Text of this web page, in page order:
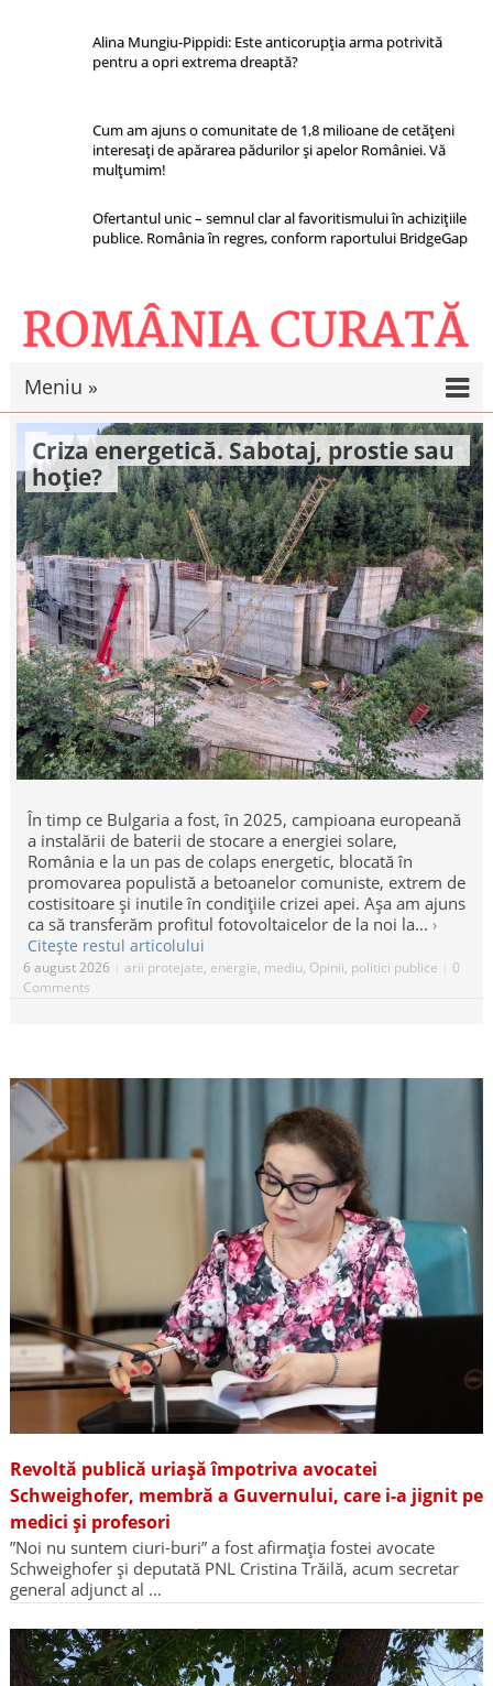
Alina Mungiu-Pippidi: Este anticorupția arma potrivită
pentru a opri extrema dreaptă?
Cum am ajuns o comunitate de 1,8 milioane de cetățeni
interesați de apărarea pădurilor și apelor României. Vă
mulțumim!
Ofertantul unic – semnul clar al favoritismului în achizițiile
publice. România în regres, conform raportului BridgeGap
Meniu »
Criza energetică. Sabotaj, prostie sau
hoție?
În timp ce Bulgaria a fost, în 2025, campioana europeană
a instalării de baterii de stocare a energiei solare,
România e la un pas de colaps energetic, blocată în
promovarea populistă a betoanelor comuniste, extrem de
costisitoare și inutile în condițiile crizei apei. Așa am ajuns
ca să transferăm profitul fotovoltaicelor de la noi la... ›
Citește restul articolului
6 august 2026 arii protejate, energie, mediu, Opinii, politici publice
0
Comments
Revoltă publică uriașă împotriva avocatei
Schweighofer, membră a Guvernului, care i-a jignit pe
medici și profesori
”Noi nu suntem ciuri-buri” a fost afirmația fostei avocate
Schweighofer și deputată PNL Cristina Trăilă, acum secretar
general adjunct al …